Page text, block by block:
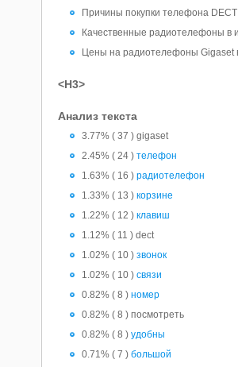
Причины покупки телефона DECT
Качественные радиотелефоны в
Цены на радиотелефоны Gigaset
<H3>
Анализ текста
3.77% ( 37 ) gigaset
2.45% ( 24 ) телефон
1.63% ( 16 ) радиотелефон
1.33% ( 13 ) корзине
1.22% ( 12 ) клавиш
1.12% ( 11 ) dect
1.02% ( 10 ) звонок
1.02% ( 10 ) связи
0.82% ( 8 ) номер
0.82% ( 8 ) посмотреть
0.82% ( 8 ) удобны
0.71% ( 7 ) большой